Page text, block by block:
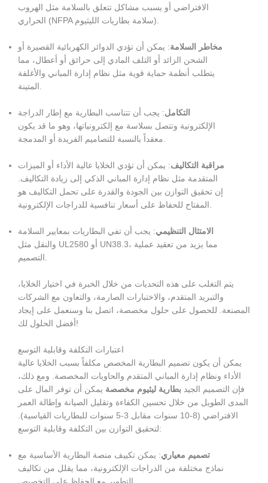
الافتراضي أو يسبب مشاكل تتعلق بالسلامة مثل الهروب
الحراري (NFPA سلامة بطاريات الليثيوم).
مخاطر السلامة: يمكن أن تؤدي الدوائر الكهربائية القصيرة أو
الشحن الزائد أو التلف المادي إلى حرائق أو أعطال، مما
يتطلب أنظمة حماية قوية مثل نظام إدارة المباني والأغلفة
المتينة.
التكامل: يجب أن تتناسب البطارية مع إطار الدراجة
الإلكترونية وتتصل بسلاسة مع إلكترونياتها، وهو ما قد يكون
معقداً بالنسبة للتصاميم الفريدة أو المدمجة.
مراقبة التكاليف: يمكن أن تؤدي الخلايا عالية الأداء أو الميزات
المتقدمة مثل نظام إدارة المباني الذكي إلى زيادة التكاليف.
إن تحقيق التوازن بين الجودة والقدرة على تحمل التكاليف هو
المفتاح للحفاظ على أسعار تنافسية للدراجات الإلكترونية.
الامتثال التنظيمي: يجب أن تفي البطاريات بمعايير السلامة
والنقل مثل UL2580 أو UN38.3، مما يزيد من تعقيد عملية
يتم التغلب على هذه التحديات من خلال الخبرة في اختيار الخلايا،
والتبريد المتقدم، والاختبارات الصارمة، والتعاون مع الشركات
المصنعة. للحصول على حلول مخصصة، اتصل بنا وسنعمل على إيجاد
أفضل الحلول لك!
اعتبارات التكلفة وقابلية التوسع
يمكن أن يكون تصميم البطارية المخصص مكلفاً بسبب الخلايا عالية
الأداء ونظام إدارة المباني المتقدم والحاويات المخصصة. ومع ذلك،
فإن التصميم الجيد بطارية ليثيوم مخصصة يمكن أن توفر المال على
المدى الطويل من خلال تحسين الكفاءة وتقليل الصيانة وإطالة العمر
الافتراضي (8-10 سنوات مقابل 3-5 سنوات للبطاريات القياسية).
لتحقيق التوازن بين التكلفة وقابلية التوسع:
تصميم معياري: يمكن تكييف منصة البطارية الأساسية مع
نماذج مختلفة من الدراجات الإلكترونية، مما يقلل من تكاليف